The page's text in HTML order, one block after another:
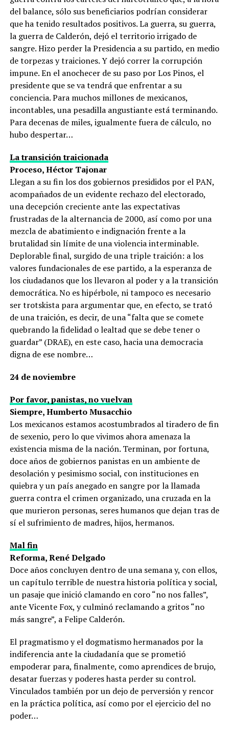
del balance, sólo sus beneficiarios podrían considerar
que ha tenido resultados positivos. La guerra, su guerra,
la guerra de Calderón, dejó el territorio irrigado de
sangre. Hizo perder la Presidencia a su partido, en medio
de torpezas y traiciones. Y dejó correr la corrupción
impune. En el anochecer de su paso por Los Pinos, el
presidente que se va tendrá que enfrentar a su
conciencia. Para muchos millones de mexicanos,
incontables, una pesadilla angustiante está terminando.
Para decenas de miles, igualmente fuera de cálculo, no
hubo despertar…
La transición traicionada
Proceso, Héctor Tajonar
Llegan a su fin los dos gobiernos presididos por el PAN,
acompañados de un evidente rechazo del electorado,
una decepción creciente ante las expectativas
frustradas de la alternancia de 2000, así como por una
mezcla de abatimiento e indignación frente a la
brutalidad sin límite de una violencia interminable.
Deplorable final, surgido de una triple traición: a los
valores fundacionales de ese partido, a la esperanza de
los ciudadanos que los llevaron al poder y a la transición
democrática. No es hipérbole, ni tampoco es necesario
ser trotskista para argumentar que, en efecto, se trató
de una traición, es decir, de una “falta que se comete
quebrando la fidelidad o lealtad que se debe tener o
guardar” (DRAE), en este caso, hacia una democracia
digna de ese nombre…
24 de noviembre
Por favor, panistas, no vuelvan
Siempre, Humberto Musacchio
Los mexicanos estamos acostumbrados al tiradero de fin
de sexenio, pero lo que vivimos ahora amenaza la
existencia misma de la nación. Terminan, por fortuna,
doce años de gobiernos panistas en un ambiente de
desolación y pesimismo social, con instituciones en
quiebra y un país anegado en sangre por la llamada
guerra contra el crimen organizado, una cruzada en la
que murieron personas, seres humanos que dejan tras de
sí el sufrimiento de madres, hijos, hermanos.
Mal fin
Reforma, René Delgado
Doce años concluyen dentro de una semana y, con ellos,
un capítulo terrible de nuestra historia política y social,
un pasaje que inició clamando en coro “no nos falles”,
ante Vicente Fox, y culminó reclamando a gritos “no
más sangre”, a Felipe Calderón.
El pragmatismo y el dogmatismo hermanados por la
indiferencia ante la ciudadanía que se prometió
empoderar para, finalmente, como aprendices de brujo,
desatar fuerzas y poderes hasta perder su control.
Vinculados también por un dejo de perversión y rencor
en la práctica política, así como por el ejercicio del no
poder…